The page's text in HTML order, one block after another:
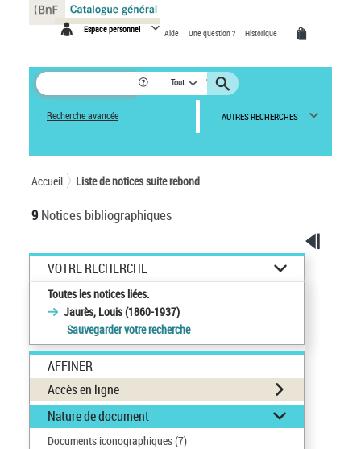
Espace personnel Aide Une question ? Historique
Tout
Recherche avancée AUTRES RECHERCHES
Accueil Liste de notices suite rebond
9Notices bibliographiques
VOTRE RECHERCHE
Toutes les notices liées.
Jaurès, Louis (1860-1937)
Sauvegarder votre recherche
AFFINER
Accès en ligne
Nature de document
Documents iconographiques(7)
Panneau de gestion des cookies